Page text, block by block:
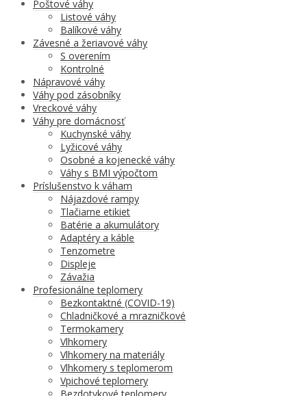
Poštové váhy
Listové váhy
Balíkové váhy
Závesné a žeriavové váhy
S overením
Kontrolné
Nápravové váhy
Váhy pod zásobníky
Vreckové váhy
Váhy pre domácnosť
Kuchynské váhy
Lyžicové váhy
Osobné a kojenecké váhy
Váhy s BMI výpočtom
Príslušenstvo k váham
Nájazdové rampy
Tlačiarne etikiet
Batérie a akumulátory
Adaptéry a káble
Tenzometre
Displeje
Závažia
Profesionálne teplomery
Bezkontaktné (COVID-19)
Chladničkové a mrazničkové
Termokamery
Vlhkomery
Vlhkomery na materiály
Vlhkomery s teplomerom
Vpichové teplomery